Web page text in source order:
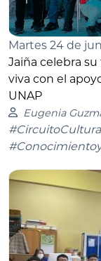
Martes 24 de
Jaiña celebra
viva con el
UNAP
Eugenia